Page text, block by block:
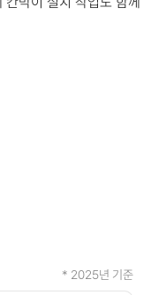
* 2025년 기준